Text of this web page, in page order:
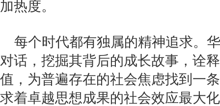
加热度。
每个时代都有独属的精神追求。
对话，挖掘其背后的成长故事，诠
值，为普遍存在的社会焦虑找到一
求着卓越思想成果的社会效应最大